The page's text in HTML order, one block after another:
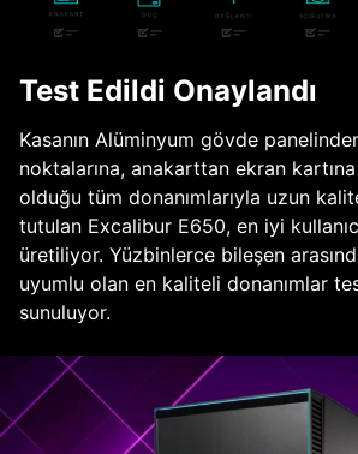
Test Edildi Onaylandı
Kasanın Alüminyum gövde
noktalarına, anakarttan ekran
olduğu tüm donanımlarıyla uzun
tutulan Excalibur E650, en iyi
üretiliyor. Yüzbinlerce bileşen
uyumlu olan en kaliteli donanımlar
sunuluyor.